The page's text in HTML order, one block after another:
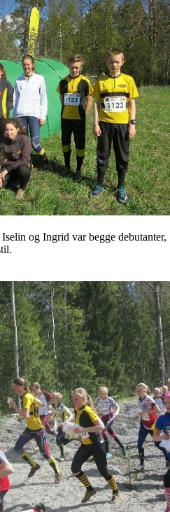
og Ingrid var begge debutanter,